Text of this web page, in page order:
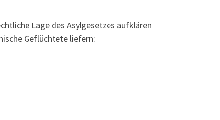
Lage des Asylgesetzes aufklären
Geflüchtete liefern: